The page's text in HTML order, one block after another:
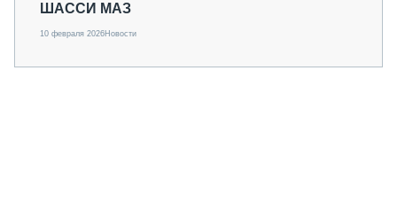
ШАССИ МАЗ
10 февраля 2026Новости